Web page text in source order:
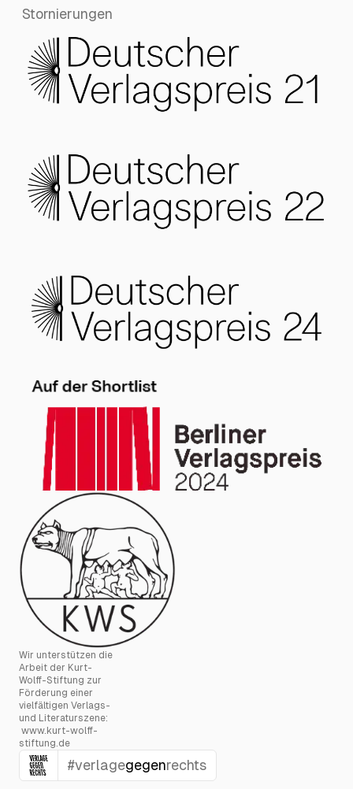
Stornierungen
Wir unterstützen die
Arbeit der Kurt-
Wolff-Stiftung zur
Förderung einer
vielfältigen Verlags-
und Literaturszene:
www.kurt-wolff-
stiftung.de
#verlagegegenrechts